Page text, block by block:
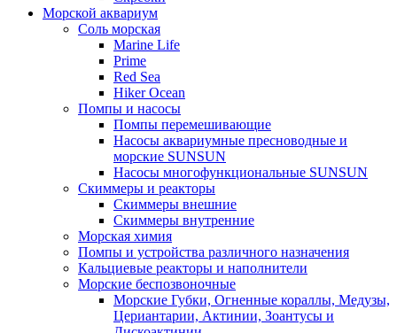
Морской аквариум
Соль морская
Marine Life
Prime
Red Sea
Hiker Ocean
Помпы и насосы
Помпы перемешивающие
Насосы аквариумные пресноводные и
морские SUNSUN
Насосы многофункциональные SUNSUN
Скиммеры и реакторы
Скиммеры внешние
Скиммеры внутренние
Морская химия
Помпы и устройства различного назначения
Кальциевые реакторы и наполнители
Морские беспозвоночные
Морские Губки, Огненные кораллы, Медузы,
Цериантарии, Актинии, Зоантусы и